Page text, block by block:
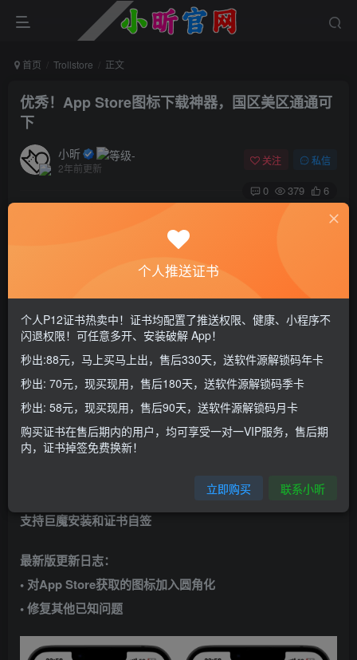
首页 Trollstore 正文
优秀！App Store图标下载神器，国区美区通通可
下
小昕
2年前更新
关注 私信
0 379 6
平时应该有不少小伙伴都会用到的，那就是下载图标，今天
它来了，一款iOS实用软件：图标库
应用介绍：
器，可搜图标、修图标、图床转换图标等，苏苏出品！软件
支持巨魔安装和证书自签
最新版更新日志：
• 对App Store获取的图标加入圆角化
• 修复其他已知问题
个人推送证书
个人P12证书热卖中！证书均配置了推送权限、健康、小程序不
闪退权限！可任意多开、安装破解 App！
秒出:88元，马上买马上出，售后330天，送软件源解锁码年卡
秒出: 70元，现买现用，售后180天，送软件源解锁码季卡
秒出: 58元，现买现用，售后90天，送软件源解锁码月卡
购买证书在售后期内的用户，均可享受一对一VIP服务，售后期
内，证书掉签免费换新！
立即购买 联系小昕